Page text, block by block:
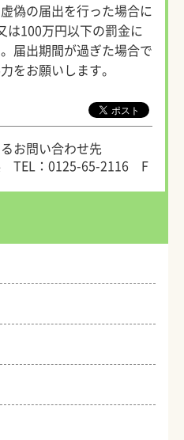
偽の届出を行った場合に
は100万円以下の罰金に
届出期間が過ぎた場合で
をお願いします。
お問い合わせ先
TEL：0125-65-2116
F